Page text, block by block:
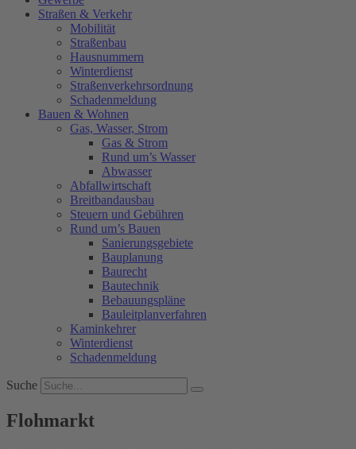
Straßen & Verkehr
Mobilität
Straßenbau
Hausnummern
Winterdienst
Straßenverkehrsordnung
Schadenmeldung
Bauen & Wohnen
Gas, Wasser, Strom
Gas & Strom
Rund um’s Wasser
Abwasser
Abfallwirtschaft
Breitbandausbau
Steuern und Gebühren
Rund um’s Bauen
Sanierungsgebiete
Bauplanung
Baurecht
Bautechnik
Bebauungspläne
Bauleitplanverfahren
Kaminkehrer
Winterdienst
Schadenmeldung
Suche
Flohmarkt